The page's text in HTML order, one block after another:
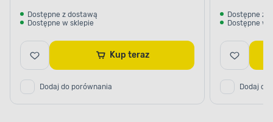
Dostępne z dostawą
Dostępne w sklepie
Kup teraz
Dodaj do porównania
Dostępne z
Dostępne w
Dodaj do